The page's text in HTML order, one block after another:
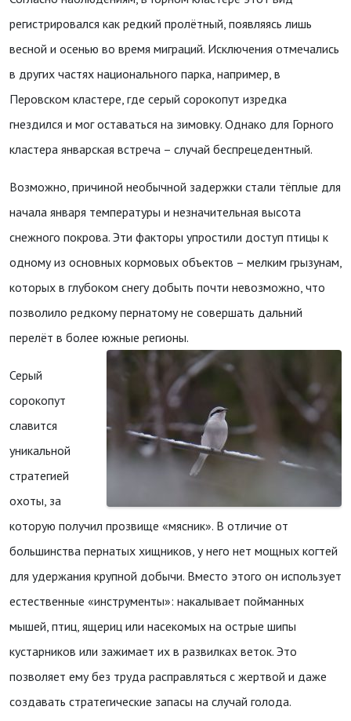
регистрировался как редкий пролётный, появляясь лишь
весной и осенью во время миграций. Исключения отмечались
в других частях национального парка, например, в
Перовском кластере, где серый сорокопут изредка
гнездился и мог оставаться на зимовку. Однако для Горного
кластера январская встреча – случай беспрецедентный.
Возможно, причиной необычной задержки стали тёплые для
начала января температуры и незначительная высота
снежного покрова. Эти факторы упростили доступ птицы к
одному из основных кормовых объектов – мелким грызунам,
которых в глубоком снегу добыть почти невозможно, что
позволило редкому пернатому не совершать дальний
перелёт в более южные регионы.
Серый
сорокопут
славится
уникальной
стратегией
охоты, за
которую получил прозвище «мясник». В отличие от
большинства пернатых хищников, у него нет мощных когтей
для удержания крупной добычи. Вместо этого он использует
естественные «инструменты»: накалывает пойманных
мышей, птиц, ящериц или насекомых на острые шипы
кустарников или зажимает их в развилках веток. Это
позволяет ему без труда расправляться с жертвой и даже
создавать стратегические запасы на случай голода.